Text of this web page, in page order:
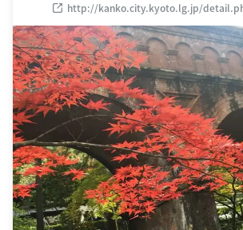
http://kanko.city.kyoto.lg.jp/